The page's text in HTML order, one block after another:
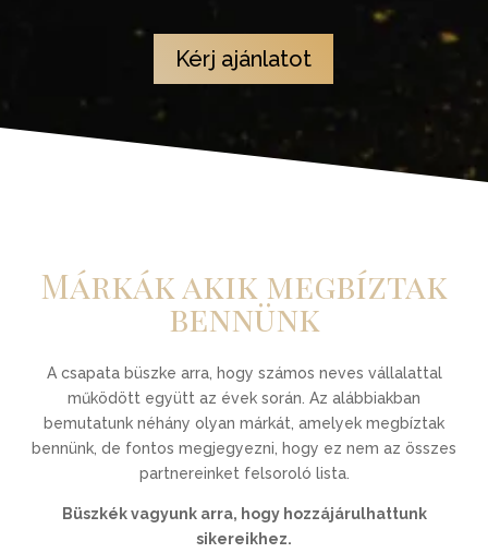
Kérj ajánlatot
Márkák akik megbíztak
bennünk
A csapata büszke arra, hogy számos neves vállalattal
működött együtt az évek során. Az alábbiakban
bemutatunk néhány olyan márkát, amelyek megbíztak
bennünk, de fontos megjegyezni, hogy ez nem az összes
partnereinket felsoroló lista.
Büszkék vagyunk arra, hogy hozzájárulhattunk
sikereikhez.